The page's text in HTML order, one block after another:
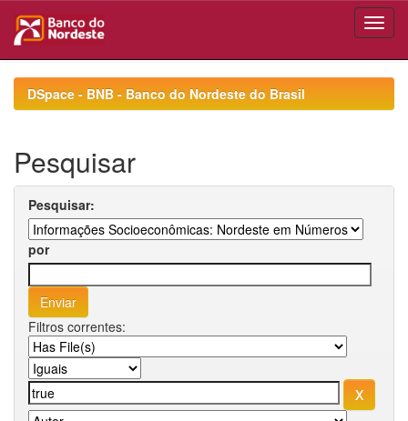
navigationDSpace - BNB - Banco do Nordeste do Brasil
Pesquisar
Pesquisar:
por
Filtros correntes: